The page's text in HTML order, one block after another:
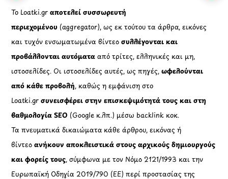
Το Loatki.grαποτελεί συσσωρευτή
περιεχομένου (aggregator), ως εκ τούτου τα άρθρα, εικόνες
και τυχόν ενσωματωμένα βίντεοσυλλέγονται και
προβάλλονται αυτόματααπό τρίτες, ελληνικές και μη,
ιστοσελίδες. Οι ιστοσελίδες αυτές, ως πηγές,ωφελούνται
από κάθε προβολή, καθώς η εμφάνιση στο
Loatki.gr συνεισφέρει στην επισκεψιμότητά τους και στη
βαθμολογία SEO (Google κ.λπ.) μέσω backlink κοκ.
Τα πνευματικά δικαιώματα κάθε άρθρου, εικόνας ή
βίντεοανήκουν αποκλειστικά στους αρχικούς δημιουργούς
και φορείς τους, σύμφωνα με τον Νόμο 2121/1993 και την
Ευρωπαϊκή Οδηγία 2019/790 (ΕΕ) περί προστασίας της